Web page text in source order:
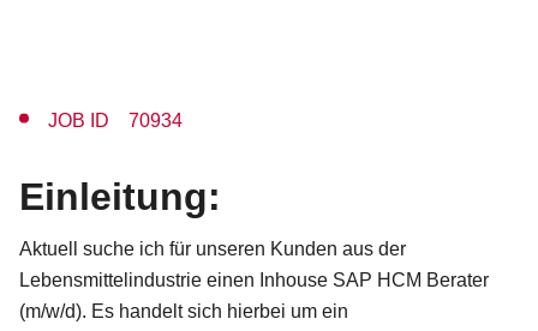
JOB ID 70934
Einleitung:
Aktuell suche ich für unseren Kunden aus der
Lebensmittelindustrie einen Inhouse SAP HCM Berater
(m/w/d). Es handelt sich hierbei um ein